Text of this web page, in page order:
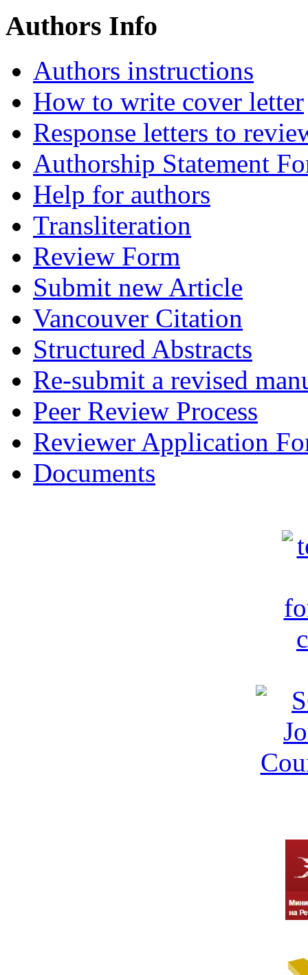
Authors Info
Authors instructions
How to write cover letter
Response letters to
Authorship Statement
Help for authors
Transliteration
Review Form
Submit new Article
Vancouver Citation
Structured Abstracts
Re-submit a revised
Peer Review Process
Reviewer Application
Documents